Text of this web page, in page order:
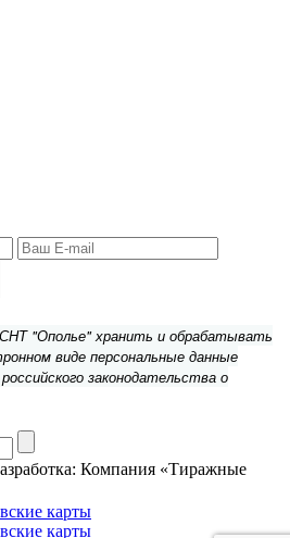
"Ополье" хранить и обрабатывать
виде персональные данные
законодательства о
Компания «Тиражные